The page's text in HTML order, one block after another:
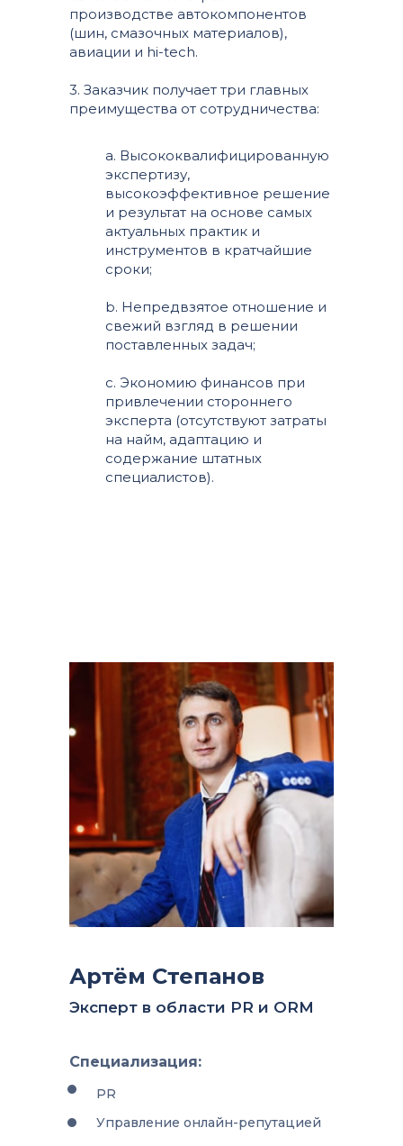
a. Высококвалифицированную
экспертизу,
высокоэффективное решение
и результат на основе самых
актуальных практик и
инструментов в кратчайшие
сроки;
b. Непредвзятое отношение и
свежий взгляд в решении
поставленных задач;
c. Экономию финансов при
привлечении стороннего
эксперта (отсутствуют затраты
на найм, адаптацию и
содержание штатных
специалистов).
производстве автокомпонентов
(шин, смазочных материалов),
авиации и hi-tech.
3. Заказчик получает три главных
преимущества от сотрудничества:
Артём Степанов
Эксперт в области PR и ORM
Специализация:
PR
Управление онлайн-репутацией